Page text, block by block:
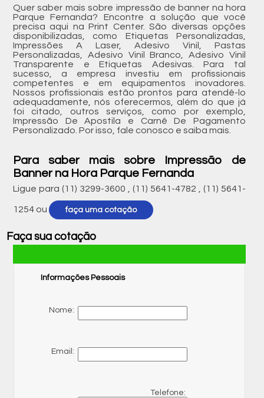
Quer saber mais sobre impressão de banner na hora
Parque Fernanda? Encontre a solução que você
precisa aqui na Print Center. São diversas opções
disponibilizadas, como Etiquetas Personalizadas,
Impressões A Laser, Adesivo Vinil, Pastas
Personalizadas, Adesivo Vinil Branco, Adesivo Vinil
Transparente e Etiquetas Adesivas. Para tal
sucesso, a empresa investiu em profissionais
competentes e em equipamentos inovadores.
Nossos profissionais estão prontos para atendê-lo
adequadamente, nós oferecermos, além do que já
foi citado, outros serviços, como por exemplo,
Impressão De Apostila e Carnê De Pagamento
Personalizado. Por isso, fale conosco e saiba mais.
Para saber mais sobre Impressão de
Banner na Hora Parque Fernanda
Ligue para (11) 3299-3600 ,(11) 5641-4782 ,(11) 5641-
1254 ou faça uma cotação
Faça sua cotação
Informações Pessoais
Nome:
Email:
Telefone: